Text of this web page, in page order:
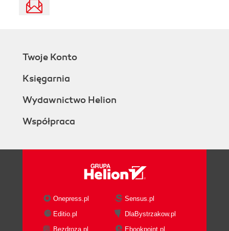
Twoje Konto
Księgarnia
Wydawnictwo Helion
Współpraca
Onepress.pl
Sensus.pl
Editio.pl
DlaBystrzakow.pl
Bezdroza.pl
Ebookpoint.pl